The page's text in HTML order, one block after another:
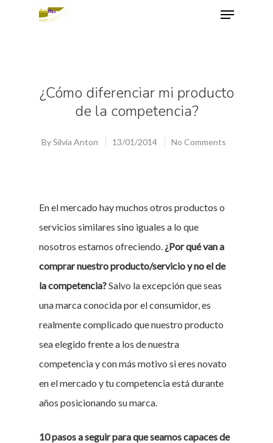
¿Cómo diferenciar mi producto
de la competencia?
BySilvia Anton 13/01/2014 No Comments
En el mercado hay muchos otros productos o
servicios similares sino iguales a lo que
nosotros estamos ofreciendo. ¿Por qué van a
comprar nuestro producto/servicio y no el de
la competencia?Salvo la excepción que seas
una marca conocida por el consumidor, es
realmente complicado que nuestro producto
sea elegido frente a los de nuestra
competencia y con más motivo si eres novato
en el mercado y tu competencia está durante
años posicionando su marca.
10 pasos a seguir para que seamos capaces de